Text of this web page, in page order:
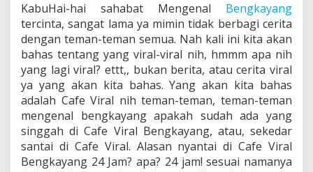
g
k
a
y
a
n
g
2
J
a
m
KabuHai-hai sahabat Mengenal Bengkayang
tercinta, sangat lama ya mimin tidak berbagi cerita
dengan teman-teman semua. Nah kali ini kita akan
bahas tentang yang viral-viral nih, hmmm apa nih
yang lagi viral? ettt,, bukan berita, atau cerita viral
ya yang akan kita bahas. Yang akan kita bahas
adalah Cafe Viral nih teman-teman, teman-teman
mengenal bengkayang apakah sudah ada yang
singgah di Cafe Viral Bengkayang, atau, sekedar
santai di Cafe Viral. Alasan nyantai di Cafe Viral
Bengkayang 24 Jam? apa? 24 jam! sesuai namanya